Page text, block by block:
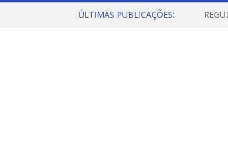
ÚLTIMAS PUBLICAÇÕES: